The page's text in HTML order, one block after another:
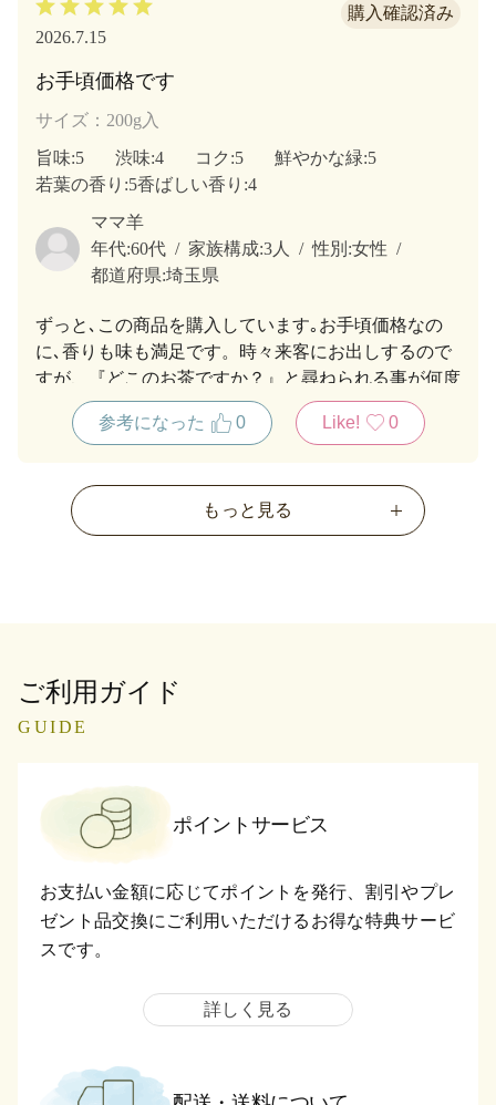
2026.7.15
お手頃価格です
サイズ：200g入
旨味:5 渋味:4 コク :5 鮮やかな緑:5
若葉の香り :5香ばしい香り :4
ママ羊
年代:60代 家族構成:3人 性別:女性
都道府県:埼玉県
ずっと､この商品を購入しています｡お手頃価格なの
に､香りも味も満足です。時々来客にお出しするので
すが、『どこのお茶ですか？』と尋ねられる事が何度
もありました。自信を持って紹介出来ます。
参考になった
0 Like! 0
もっと見る
ご利用ガイド
GUIDE
ポイントサービス
お支払い金額に応じてポイントを発行、割引やプレ
ゼント品交換にご利用いただけるお得な特典サービ
スです。
詳しく見る